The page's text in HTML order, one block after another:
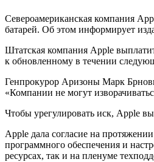
Североамериканская компания
батарей. Об этом информирует
Штатская компания Apple
к обновленному в течении
Генпрокурор Аризоны Марк
«Компании не могут
Чтобы урегулировать иск, Apple
Apple дала согласие на
программного обеспечения и
ресурсах, так и на пленуме